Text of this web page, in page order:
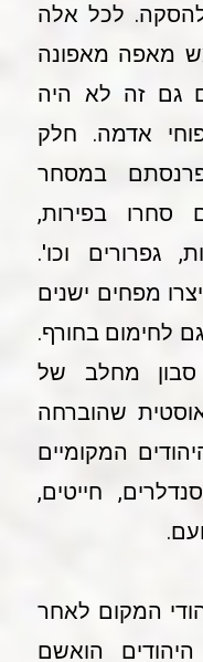
לכל אלה
מאפה מאפונה
גם זה לא היה
אדמה. חלק
במסחר
סחרו בפירות,
גפרורים וכו'.
מפחים ישנים
לחימום בחורף.
סבון מחלב של
שהוברחה
המקומיים
חייטים,
המקום לאחר
אחד היהודים הואשם